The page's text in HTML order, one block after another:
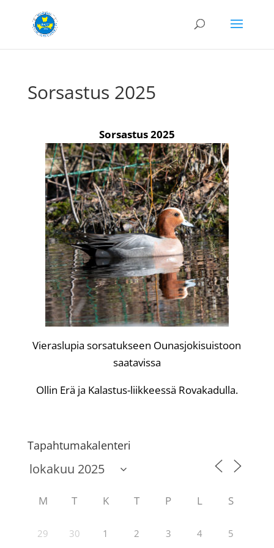
Sorsastus 2025
Sorsastus 2025
Vieraslupia sorsatukseen Ounasjokisuistoon
saatavissa
Ollin Erä ja Kalastus-liikkeessä Rovakadulla.
Tapahtumakalenteri
M T K T P L S
29 30 1 2 3 4 5